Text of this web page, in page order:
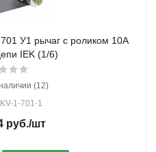
У1 рычаг с роликом 10А
IEK (1/6)
(12)
1-701-1
руб./шт